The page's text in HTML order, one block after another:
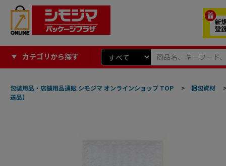
カテゴリから探す
包装用品・店舗用品通販 シモジマ オンラインショップ TOP > 梱包資材
送品】